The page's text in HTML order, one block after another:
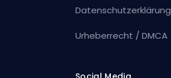
Datenschutzerklärung
Urheberrecht / DMCA